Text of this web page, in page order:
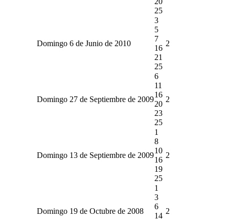
25
Domingo 6 de Junio de 2010
3
5
7
16
21
25
2
Domingo 27 de Septiembre de 2009
6
11
16
20
23
25
2
Domingo 13 de Septiembre de 2009
1
8
10
16
19
25
2
Domingo 19 de Octubre de 2008
1
3
6
14
2